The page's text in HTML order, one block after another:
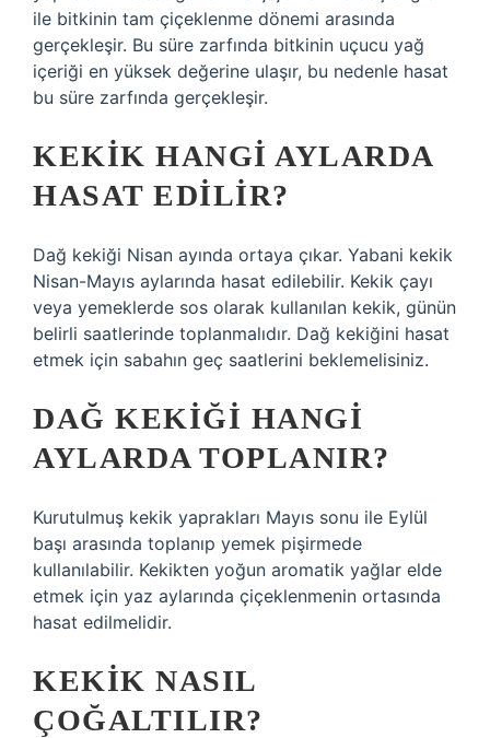
ile bitkinin tam çiçeklenme dönemi arasında
gerçekleşir. Bu süre zarfında bitkinin uçucu yağ
içeriği en yüksek değerine ulaşır, bu nedenle hasat
bu süre zarfında gerçekleşir.
KEKIK HANGI AYLARDA
HASAT EDILIR?
Dağ kekiği Nisan ayında ortaya çıkar. Yabani kekik
Nisan-Mayıs aylarında hasat edilebilir. Kekik çayı
veya yemeklerde sos olarak kullanılan kekik, günün
belirli saatlerinde toplanmalıdır. Dağ kekiğini hasat
etmek için sabahın geç saatlerini beklemelisiniz.
DAĞ KEKIĞI HANGI
AYLARDA TOPLANIR?
Kurutulmuş kekik yaprakları Mayıs sonu ile Eylül
başı arasında toplanıp yemek pişirmede
kullanılabilir. Kekikten yoğun aromatik yağlar elde
etmek için yaz aylarında çiçeklenmenin ortasında
hasat edilmelidir.
KEKIK NASIL
ÇOĞALTILIR?